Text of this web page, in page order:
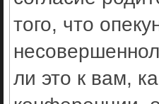
того, что
ли это к вам,